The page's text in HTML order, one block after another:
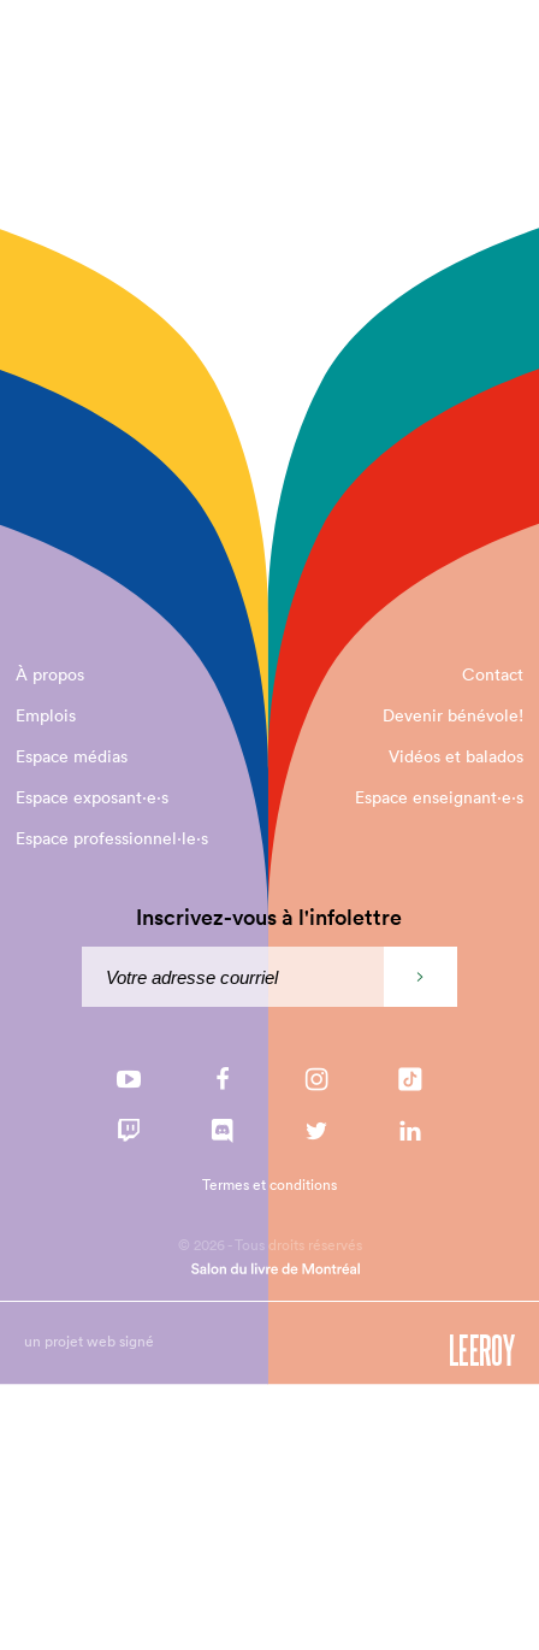
À propos
Contact
Emplois
Devenir bénévole!
Espace médias
Vidéos et balados
Espace exposant·e⋅s
Espace enseignant·e⋅s
Espace professionnel·le⋅s
Inscrivez-vous à l'infolettre
© 2026 - Tous droits réservés
Termes et conditions
un projet web signé